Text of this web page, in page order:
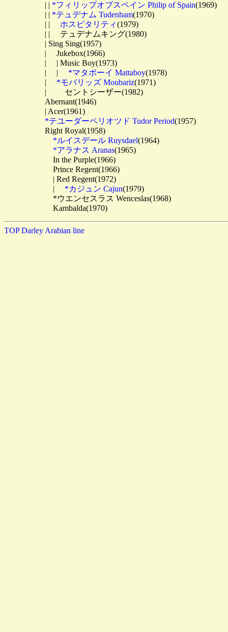
| | *フィリップオブスペイン Philip of Spain(1969)
| | *テュデナム Tudenham(1970)
| | ホスピタリティ(1979)
| | 　テュデナムキング(1980)
| Sing Sing(1957)
| 　Jukebox(1966)
| 　| Music Boy(1973)
| 　| *マタボーイ Mattaboy(1978)
| *モバリッズ Moubariz(1971)
| 　　セントシーザー(1982)
Abernant(1946)
| Acer(1961)
*テユーダーペリオツド Tudor Period(1957)
Right Royal(1958)
*ルイスデール Ruysdael(1964)
*アラナス Aranas(1965)
In the Purple(1966)
Prince Regent(1966)
| Red Regent(1972)
| *カジュン Cajun(1979)
*ウエンセスラス Wenceslas(1968)
TOP Darley Arabian line